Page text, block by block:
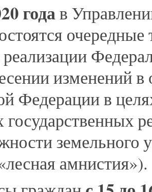
годав
изменений в
Федерации в
государственных
земельного
амнистия»).